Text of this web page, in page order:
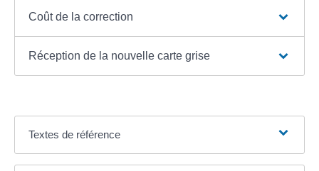
Coût de la correction
Réception de la nouvelle carte grise
Textes de référence